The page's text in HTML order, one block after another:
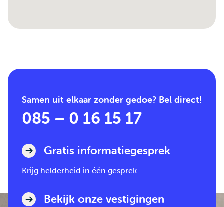
Samen uit elkaar zonder gedoe? Bel direct!
085 – 0 16 15 17
Gratis informatiegesprek
Krijg helderheid in één gesprek
Bekijk onze vestigingen